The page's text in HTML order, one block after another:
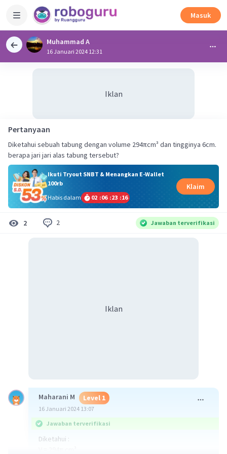
Masuk
Muhammad A
16 Januari 2024 12:31
Iklan
Pertanyaan
Diketahui sebuah tabung dengan volume 294πcm³ dan tingginya 6cm.
berapa jari jari alas tabung tersebut?
Ikuti Tryout SNBT & Menangkan E-Wallet
100rb
Habis dalam
02 :06 :23 :15
Klaim
2 2 Jawaban terverifikasi
Iklan
Maharani M Level 1
16 Januari 2024 13:07
Jawaban terverifikasi
Diketahui :